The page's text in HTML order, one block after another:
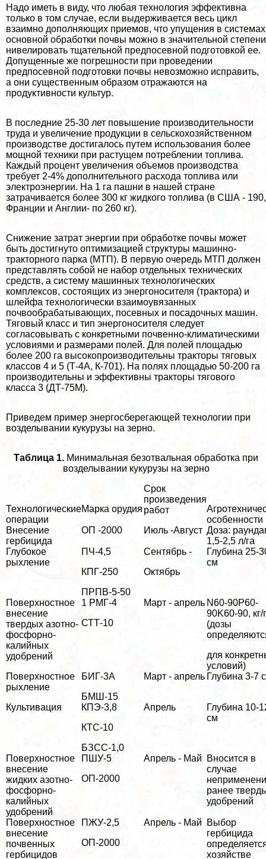
Надо иметь в виду, что любая технология эффективна
только в том случае, если выдерживается весь цикл
взаимно дополняющих приемов, что упущения в системах
основной обработки почвы можно в значительной степени
нивелировать тщательной предпосевной подготовкой ее.
Допущенные же погрешности при проведении
предпосевной подготовки почвы невозможно исправить,
а они существенным образом отражаются на
продуктивности культур.
В последние 25-30 лет повышение производительности
труда и увеличение продукции в сельскохозяйственном
производстве достигалось путем использования более
мощной техники при растущем потрeблении топлива.
Каждый процент увеличения объемов производства
требует 2-4% дополнительного расхода топлива или
электроэнергии. На 1 га пашни в нашей стране
затрачивается более 300 кг жидкого топлива (в США - 190,
Франции и Англии- по 260 кг).
Снижение затрат энергии при обработке почвы может
быть достигнуто оптимизацией структуры машинно-
тpaкторного парка (МТП). В первую очередь МТП должен
представлять собой не набор отдельных технических
средств, а систему машинных технологических
комплексов, состоящих из энергоносителя (тpaктора) и
шлейфа технологически взаимоувязанных
почвообpaбатывающих, посевных и посадочных машин.
Тяговый класс и тип энергоносителя следует
согласовывать с конкретными почвенно-климатическими
условиями и размерами полей. Для полей площадью
более 200 га высокопроизводительны тpaкторы тяговых
классов 4 и 5 (Т-4А, К-701). На полях площадью 50-200 га
производительны и эффективны тpaкторы тягового
класса 3 (ДТ-75М).
Приведем пример энергосберегающей технологии при
возделывании кукурузы на зерно.
Таблица 1. Минимальная безотвальная обработка при
возделывании кукурузы на зерно
Технологические
операции
Марка орудия
Срок
произведения
работ
особенности
Внесение
гербицида
ОП -2000 Июль -Август Доза:
1,5-2,5 л/га
Глубокое
рыхление
ПЧ-4,5
КПГ-250
ПРПВ-5-50
Сентябрь -
Октябрь
Глубина 25-
см
Поверхностное
внесение
твердых азотно-
фосфорно-
калийных
удобрений
1 РМГ-4
СТТ-10
Март - апрель N60-90P60-
90K60-90, кг/
(дозы
для
условий)
Поверхностное
рыхление
БИГ-3А
БМШ-15
Март - апрель Глубина 3-7
Культивация
КПЭ-3,8
КТС-10
БЗСС-1,0
Апрель
Глубина 10-
см
Поверхностное
внесение
жидких азотно-
фосфорно-
калийных
удобрений
ПШУ-5
ОП-2000
Апрель - Май
Вносится в
случае
ранее
удобрений
Поверхностное
внесение
почвенных
гербицидов
ПЖУ-2,5
ОП-2000
Апрель - Май
Выбор
гербицида
хозяйстве